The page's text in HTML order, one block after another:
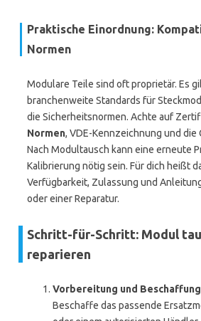
Praktische Einordnung:
Normen
Modulare Teile sind oft proprietär. Es
branchenweite Standards für
die Sicherheitsnormen. Achte auf
Normen, VDE-Kennzeichnung und die
Nach Modultausch kann eine erneute
Kalibrierung nötig sein. Für dich heißt
Verfügbarkeit, Zulassung und
oder einer Reparatur.
Schritt-für-Schritt: Modul
reparieren
Vorbereitung und Beschaffung
Beschaffe das passende